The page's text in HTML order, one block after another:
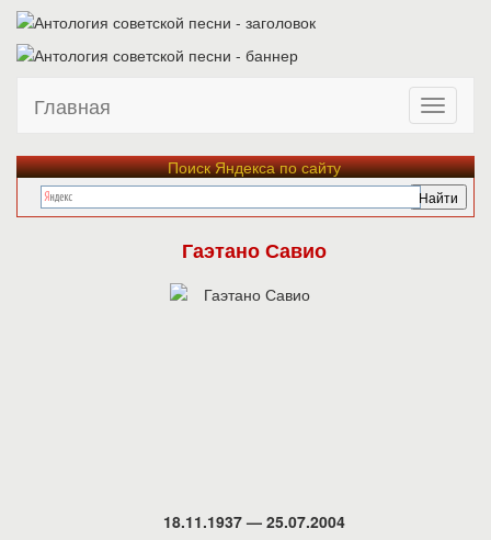
Главная
Поиск Яндекса по сайту
Гаэтано Савио
18.11.1937 — 25.07.2004